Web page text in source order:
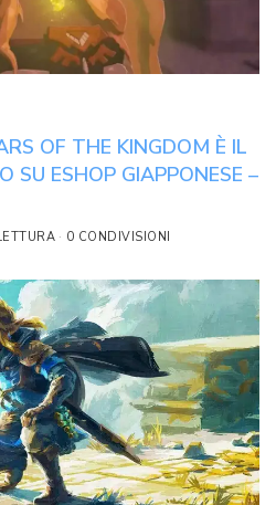
OF THE KINGDOM È IL
SU ESHOP GIAPPONESE –
0 CONDIVISIONI